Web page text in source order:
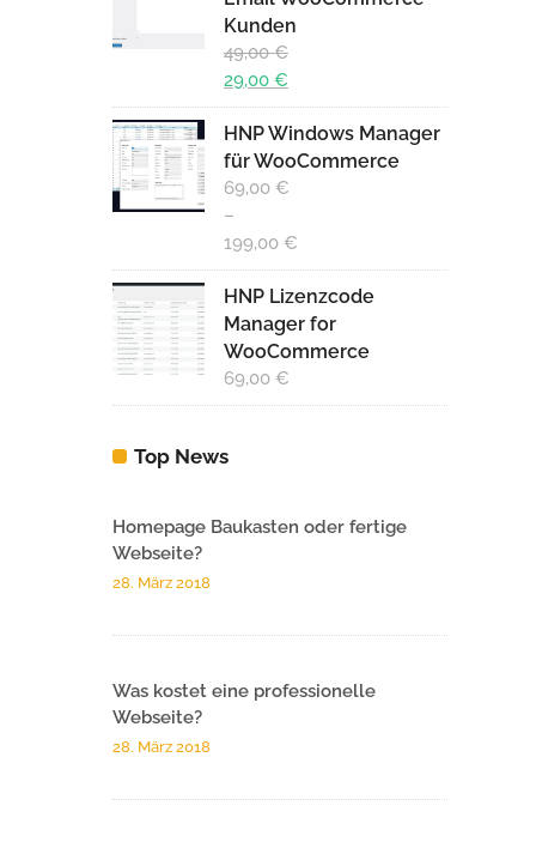
29,00 €.
Kunden
49,00€
Ursprünglicher
Preis
war:
49,00 €
29,00 €
Aktueller
Preis
ist:
29,00 €.
HNP Windows Manager
für WooCommerce
69,00 €
–
199,00 €
HNP Lizenzcode
Manager for
WooCommerce
69,00 €
Top News
Homepage Baukasten oder fertige
Webseite?
28. März 2018
Was kostet eine professionelle
Webseite?
28. März 2018